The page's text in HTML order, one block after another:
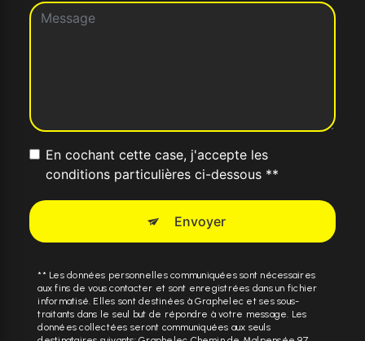
En cochant cette case, j'accepte les
conditions particulières ci-dessous **
Envoyer
** Les données personnelles communiquées sont nécessaires
aux fins de vous contacter et sont enregistrées dans un fichier
informatisé. Elles sont destinées à Graphelec et ses sous-
traitants dans le seul but de répondre à votre message. Les
données collectées seront communiquées aux seuls